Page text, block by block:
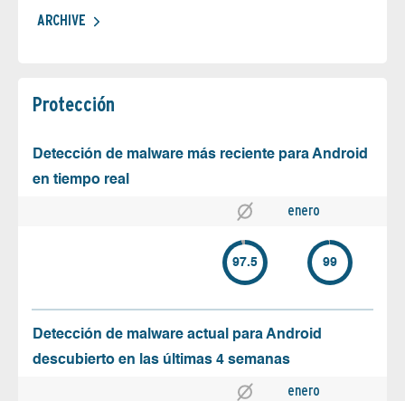
ARCHIVE
Protección
Detección de malware más reciente para Android
en tiempo real
enero
97.5 99
Detección de malware actual para Android
descubierto en las últimas 4 semanas
enero